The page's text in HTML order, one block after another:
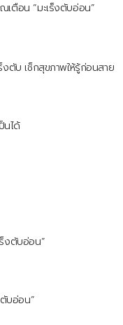
ตือน “มะเร็งตับอ่อน”
ตับ เช็กสุขภาพให้รู้ก่อนสาย
นได้
งตับอ่อน”
บอ่อน”